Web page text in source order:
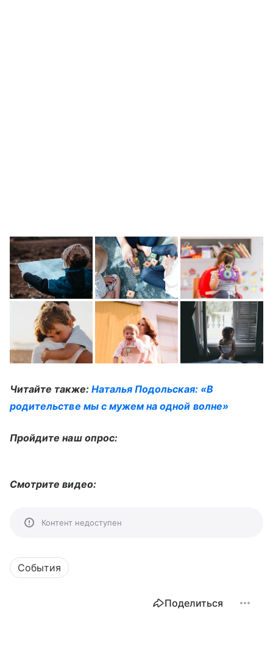
Читайте также: Наталья Подольская: «В
родительстве мы с мужем на одной волне»
Пройдите наш опрос:
Смотрите видео:
Контент недоступен
События
Поделиться